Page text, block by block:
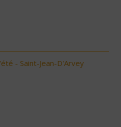
- Saint-Jean-D'Arvey